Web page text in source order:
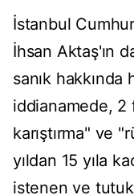
İstanbul
İhsan Aktaş'ın
sanık hakkında
iddianamede, 2
karıştırma" ve
yıldan 15 yıla
istenen ve